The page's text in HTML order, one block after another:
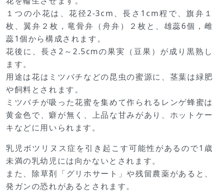
１つの小花は、花径2-3cm、長さ1cm程で、旗弁１
枚、翼弁２枚，竜骨弁（舟弁）２枚と、雄蕊6個，雌
蕊1個から構成されます。
花後に、長さ2～2.5cmの果実（豆果）が成り黒熟し
ます。
用途は花はミツバチなどの昆虫の蜜源に、茎葉は緑肥
や飼料とされます。
ミツバチが吸った花蜜を集めて作られるレンゲ蜂蜜は
黄金色で、癖が無く、上品な甘みがあり、ホットケー
キなどに用いられます。
乳児ボツリヌス症を引き起こす可能性があるので1歳
未満の乳幼児には向かないとされます。
また、除草剤「グリホサート」や残留農薬があると、
発ガンの恐れがあるとされます。